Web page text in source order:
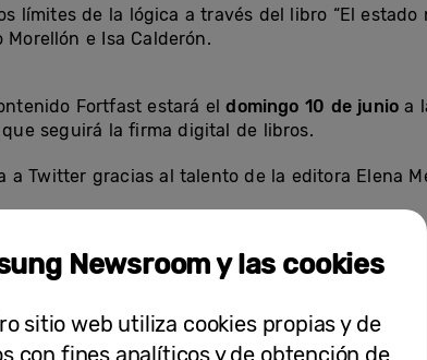
límites de la lógica a través del libro “El estado
e Isa Calderón.
Fortfast estará eldomingo 10 de junio a
seguirá la firma digital de libros.
a Twitter gracias al talento de la editora Elena
general y público infantil
Newsroom y las cookies
sitio web utiliza cookies propias y de
con fines analíticos y de obtención de